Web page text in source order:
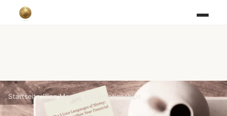
Startseite/Blog/Money and Relationships